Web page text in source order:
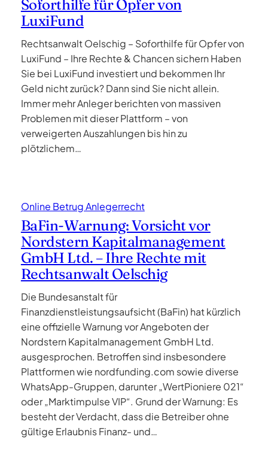
Soforthilfe für Opfer von
LuxiFund
Rechtsanwalt Oelschig – Soforthilfe für Opfer von
LuxiFund – Ihre Rechte & Chancen sichern Haben
Sie bei LuxiFund investiert und bekommen Ihr
Geld nicht zurück? Dann sind Sie nicht allein.
Immer mehr Anleger berichten von massiven
Problemen mit dieser Plattform – von
verweigerten Auszahlungen bis hin zu
plötzlichem…
Online Betrug Anlegerrecht
BaFin-Warnung: Vorsicht vor
Nordstern Kapitalmanagement
GmbH Ltd. – Ihre Rechte mit
Rechtsanwalt Oelschig
Die Bundesanstalt für
Finanzdienstleistungsaufsicht (BaFin) hat kürzlich
eine offizielle Warnung vor Angeboten der
Nordstern Kapitalmanagement GmbH Ltd.
ausgesprochen. Betroffen sind insbesondere
Plattformen wie nordfunding.com sowie diverse
WhatsApp-Gruppen, darunter „WertPioniere 021“
oder „Marktimpulse VIP“. Grund der Warnung: Es
besteht der Verdacht, dass die Betreiber ohne
gültige Erlaubnis Finanz- und…